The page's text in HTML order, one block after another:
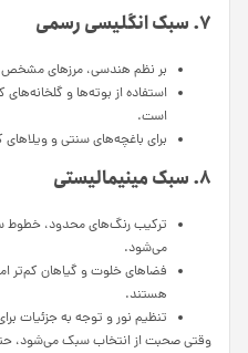
۷. سبک انگلیسی رسمی
بر نظم هندسی، مرزهای مشخص
استفاده از بوته‌ها و
است.
برای باغچه‌های سنتی و
۸. سبک مینیمالیستی
ترکیب رنگ‌های محدود، خطوط
می‌شود.
فضاهای خلوت و گیاهان کم‌تر
هستند.
تنظیم نور و توجه به جزئیات
وقتی صحبت از انتخاب سبک می‌شود،